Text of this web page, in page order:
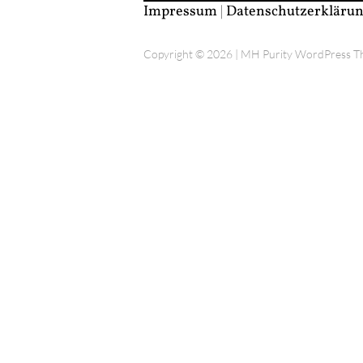
Impressum |
Copyright © 2026 | MH Purity WordPress